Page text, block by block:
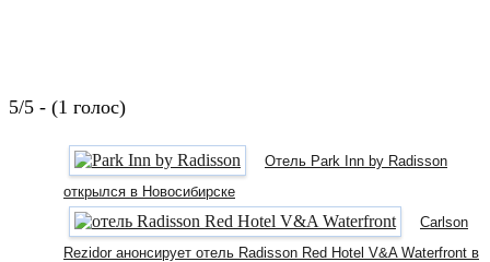
5/5 - (1 голос)
Отель Park Inn by Radisson
открылся в Новосибирске
Carlson
Rezidor анонсирует отель Radisson Red Hotel V&A Waterfront в